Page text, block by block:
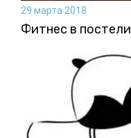
29 марта 2018
Фитнес в постели